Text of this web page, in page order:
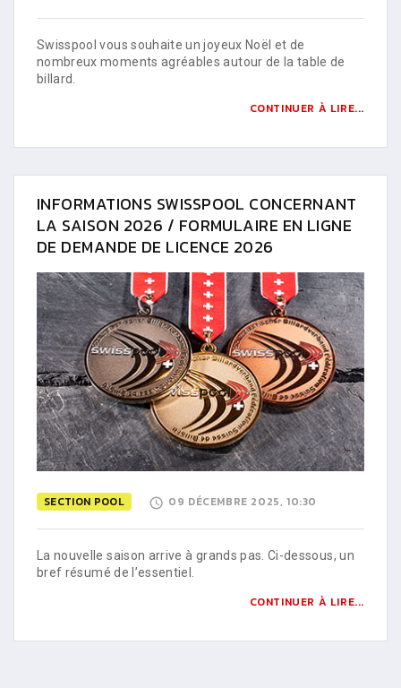
Swisspool vous souhaite un joyeux Noël et de
nombreux moments agréables autour de la table de
billard.
CONTINUER À LIRE...
INFORMATIONS SWISSPOOL CONCERNANT
LA SAISON 2026 / FORMULAIRE EN LIGNE
DE DEMANDE DE LICENCE 2026
SECTION POOL 09 DÉCEMBRE 2025, 10:30
La nouvelle saison arrive à grands pas. Ci-dessous, un
bref résumé de l’essentiel.
CONTINUER À LIRE...